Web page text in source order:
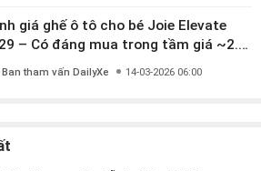
giá ghế ô tô cho bé Joie Elevate
– Có đáng mua trong tầm giá ~2.8
Ban tham vấn DailyXe 14-03-2026 06:00